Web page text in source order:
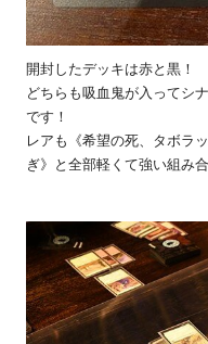
開封したデッキは赤と黒！
どちらも吸血鬼が入ってシ
です！
レアも《希望の死、タボラ
ぎ》と全部軽くて強い組み